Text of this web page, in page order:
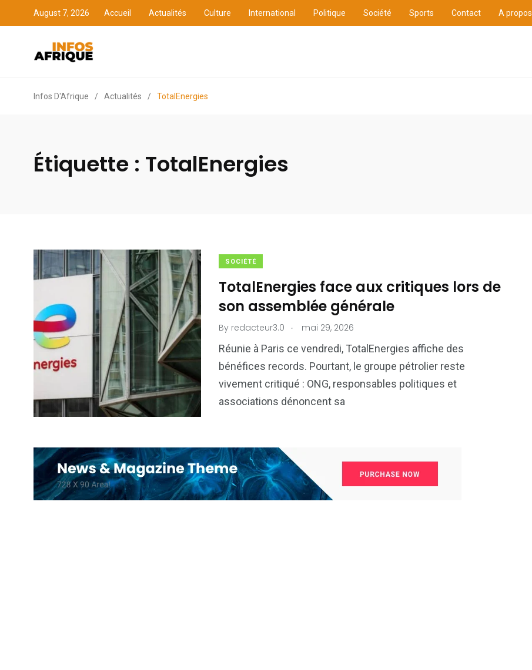
August 7, 2026 Accueil Actualités Culture International Politique Société Sports Contact A propos
Infos D'Afrique / Actualités / TotalEnergies
Étiquette : TotalEnergies
SOCIÉTÉ
TotalEnergies face aux critiques lors de
son assemblée générale
By redacteur3.0 . mai 29, 2026
Réunie à Paris ce vendredi, TotalEnergies affiche des
bénéfices records. Pourtant, le groupe pétrolier reste
vivement critiqué : ONG, responsables politiques et
associations dénoncent sa